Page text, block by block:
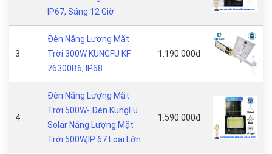
IP67, Sáng 12 Giờ
3
Đèn Năng Lượng Mặt
Trời 300W KUNGFU KF
76300B6, IP68
1.190.000đ
4
Đèn Năng Lượng Mặt
Trời 500W- Đèn KungFu
Solar Năng Lượng Mặt
Trời 500W,IP 67 Loại Lớn
1.590.000đ